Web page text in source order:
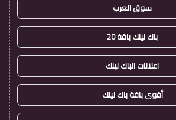
سوق العرب
باك لينك باقة 20
اعلانات الباك لينك
أقوى باقة باك لينك